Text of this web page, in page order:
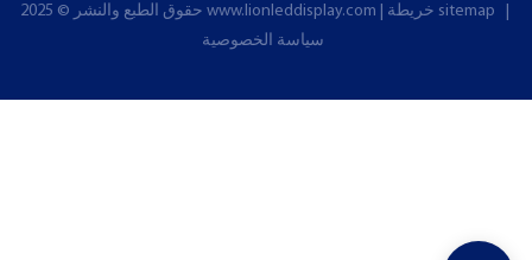
www.lionleddisplay.com خريطة sitemap